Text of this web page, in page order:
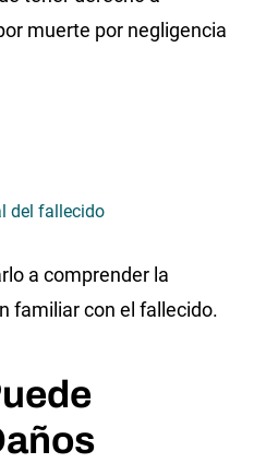
muerte por negligencia
del fallecido
a comprender la
familiar con el fallecido.